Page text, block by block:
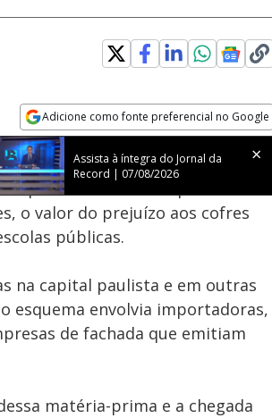
Adicione como fonte preferencial no Google
Opens in new window
Assista à íntegra do Jornal da
Record | 07/08/2026
Velocidade
Público e a Secretaria da
do setor de plástico
o valor do prejuízo aos cofres
públicas.
na capital paulista e em outras
esquema envolvia importadoras,
de fachada que emitiam
matéria-prima e a chegada